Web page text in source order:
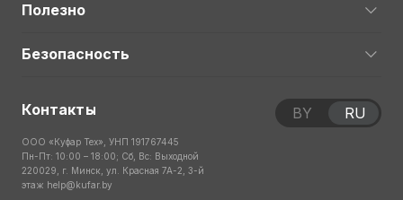
Полезно
Безопасность
Контакты
ООО «Куфар Тех», УНП 191767445
Пн-Пт: 10:00 – 18:00; Сб, Вс: Выходной
220029, г. Минск, ул. Красная 7А-2, 3-й
этаж help@kufar.by
BY RU